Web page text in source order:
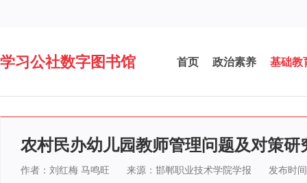
学习公社数字图书馆 首页 政治素养 基础教
农村民办幼儿园教师管理问题及对策研
作者：刘红梅 马鸣旺 来源：邯郸职业技术学院学报 发布时